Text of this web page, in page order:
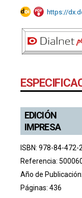
https://
EDICIÓN
IMPRESA
ISBN: 978-84-472-
Referencia:
Año de
Páginas: 436